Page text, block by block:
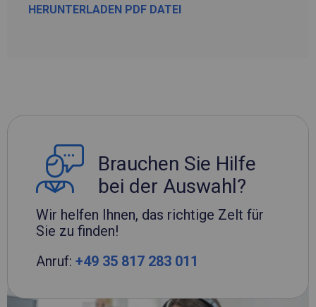
HERUNTERLADEN PDF DATEI
Brauchen Sie Hilfe
bei der Auswahl?
Wir helfen Ihnen, das richtige Zelt für
Sie zu finden!
Anruf: +49 35 817 283 011